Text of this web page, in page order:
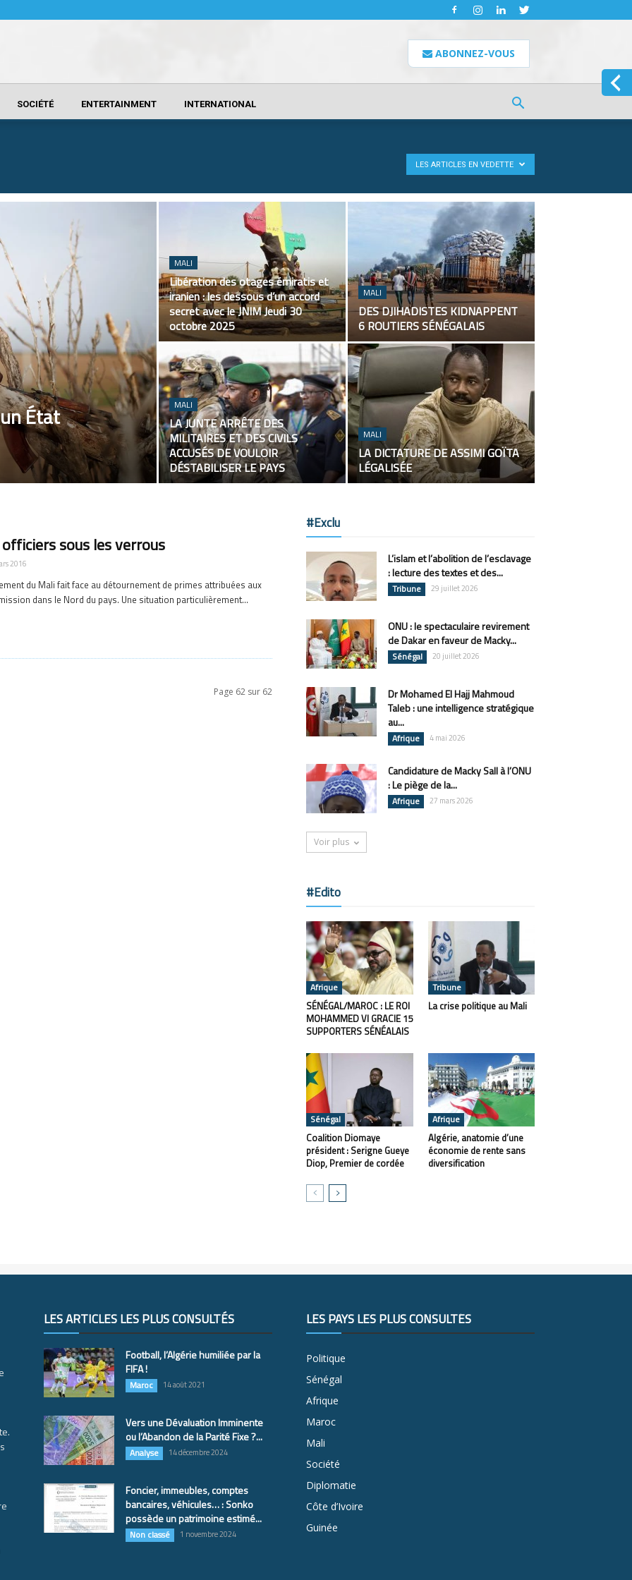
ABONNEZ-VOUS
SOCIÉTÉ ENTERTAINMENT INTERNATIONAL
LES ARTICLES EN VEDETTE
État
MALI
Libération des otages émiratis et
iranien : les dessous d’un accord
secret avec le JNIM Jeudi 30
octobre 2025
MALI
DES DJIHADISTES KIDNAPPENT
6 ROUTIERS SÉNÉGALAIS
MALI
LA JUNTE ARRÊTE DES
MILITAIRES ET DES CIVILS
ACCUSÉS DE VOULOIR
DÉSTABILISER LE PAYS
MALI
LA DICTATURE DE ASSIMI GOÏTA
LÉGALISÉE
sous les verrous
2016
du Mali fait face au détournement de primes attribuées aux
dans le Nord du pays. Une situation particulièrement...
Page 62 sur 62
#Exclu
L’islam et l’abolition de l’esclavage
: lecture des textes et des...
Tribune 29 juillet 2026
ONU : le spectaculaire revirement
de Dakar en faveur de Macky...
Sénégal 20 juillet 2026
Dr Mohamed El Hajj Mahmoud
Taleb : une intelligence stratégique
au...
Afrique 4 mai 2026
Candidature de Macky Sall à l’ONU
: Le piège de la...
Afrique 27 mars 2026
Voir plus
#Edito
Afrique
SÉNÉGAL/MAROC : LE ROI
MOHAMMED VI GRACIE 15
SUPPORTERS SÉNÉALAIS
Tribune
La crise politique au Mali
Sénégal
Coalition Diomaye
président : Serigne Gueye
Diop, Premier de cordée
Afrique
Algérie, anatomie d’une
économie de rente sans
diversification
LES ARTICLES LES PLUS CONSULTÉS
Football, l’Algérie humiliée par la
FIFA !
Maroc 14 août 2021
Vers une Dévaluation Imminente
ou l’Abandon de la Parité Fixe ?...
Analyse 14 décembre 2024
Foncier, immeubles, comptes
bancaires, véhicules… : Sonko
possède un patrimoine estimé...
Non classé 1 novembre 2024
LES PAYS LES PLUS CONSULTÉS
Politique
Sénégal
Afrique
Maroc
Mali
Société
Diplomatie
Côte d’Ivoire
Guinée